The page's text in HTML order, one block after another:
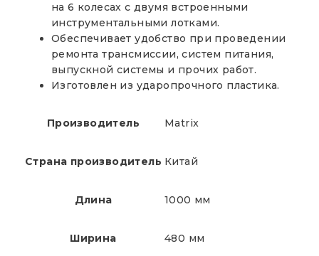
на 6 колесах с двумя встроенными
инструментальными лотками.
Обеспечивает удобство при проведении
ремонта трансмиссии, систем питания,
выпускной системы и прочих работ.
Изготовлен из ударопрочного пластика.
Производитель Matrix
Страна производитель Китай
Длина 1000 мм
Ширина 480 мм